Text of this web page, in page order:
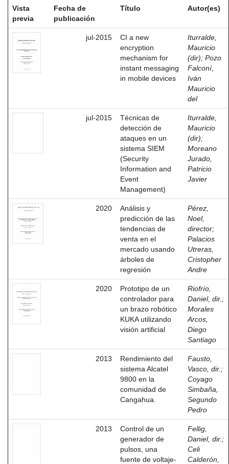
Vista
previa
Fecha de
publicación
Título Autor(es)
jul-2015
CI a new
encryption
mechanism for
instant messaging
in mobile devices
Iturralde,
Mauricio
(dir); Pozo
Falconí,
Iván
Mauricio
del
jul-2015
Técnicas de
detección de
ataques en un
sistema SIEM
(Security
Information and
Event
Management)
Iturralde,
Mauricio
(dir);
Moreano
Jurado,
Patricio
Javier
2020
Análisis y
predicción de las
tendencias de
venta en el
mercado usando
árboles de
regresión
Pérez,
Noel,
director;
Palacios
Utreras,
Cristopher
Andre
2020
Prototipo de un
controlador para
un brazo robótico
KUKA utilizando
visión artificial
Riofrío,
Daniel, dir. ;
Morales
Arcos,
Diego
Santiago
2013
Rendimiento del
sistema Alcatel
9800 en la
comunidad de
Cangahua.
Fausto,
Vasco, dir. ;
Coyago
Simbaña,
Segundo
Pedro
2013
Control de un
generador de
pulsos, una
fuente de voltaje-
Fellig,
Daniel, dir. ;
Celi
Calderón,